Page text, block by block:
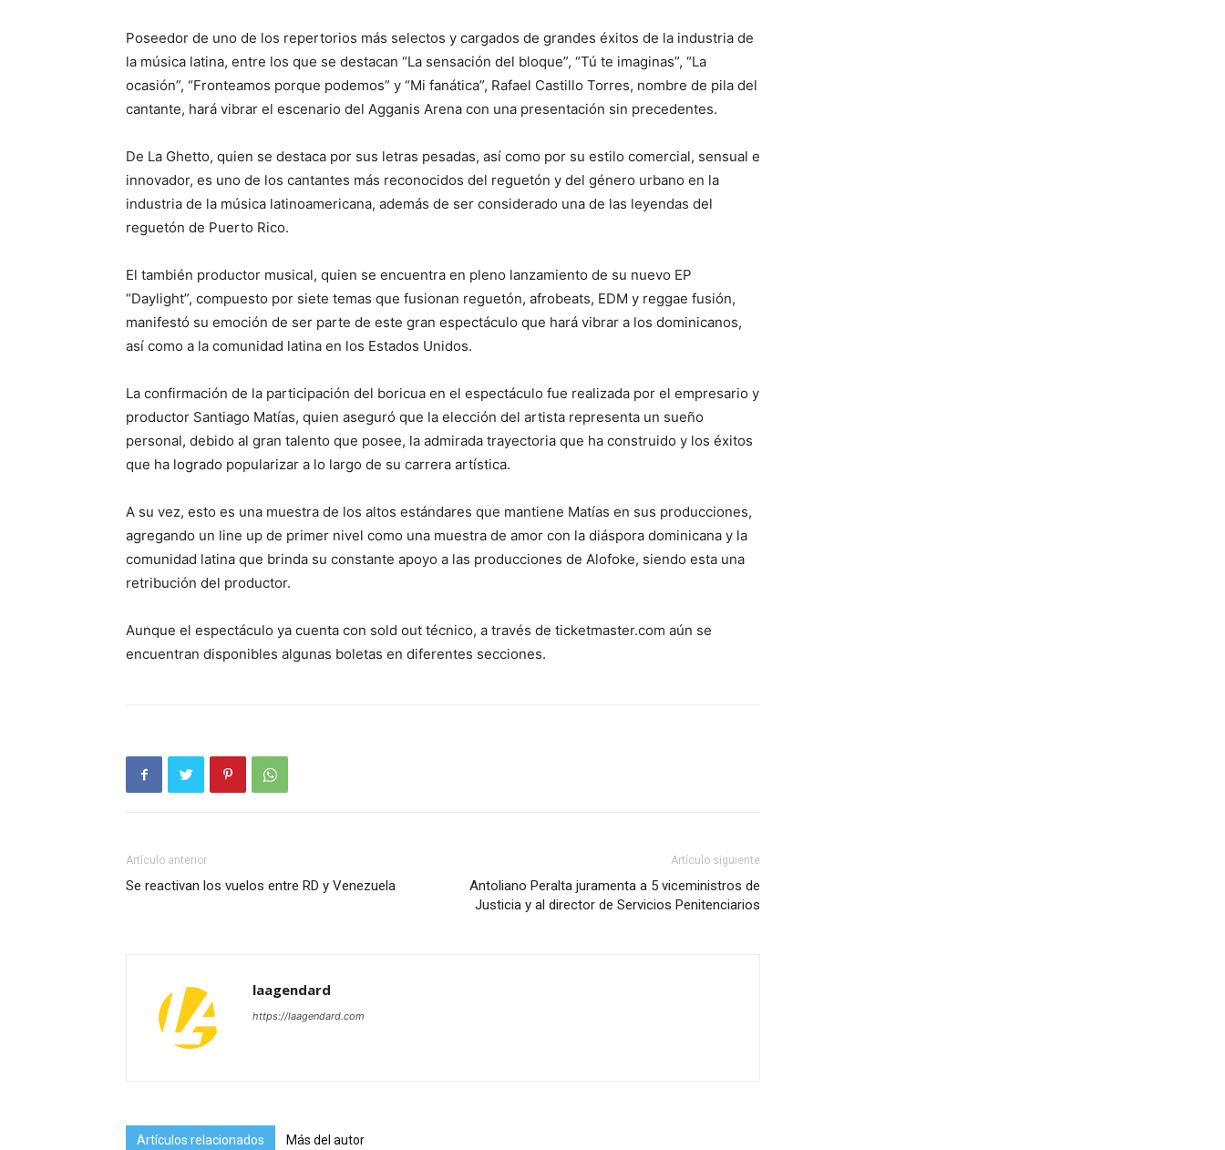
Poseedor de uno de los repertorios más selectos y cargados de grandes éxitos de la industria de
la música latina, entre los que se destacan “La sensación del bloque”, “Tú te imaginas”, “La
ocasión”, “Fronteamos porque podemos” y “Mi fanática”, Rafael Castillo Torres, nombre de pila del
cantante, hará vibrar el escenario del Agganis Arena con una presentación sin precedentes.
De La Ghetto, quien se destaca por sus letras pesadas, así como por su estilo comercial, sensual e
innovador, es uno de los cantantes más reconocidos del reguetón y del género urbano en la
industria de la música latinoamericana, además de ser considerado una de las leyendas del
reguetón de Puerto Rico.
El también productor musical, quien se encuentra en pleno lanzamiento de su nuevo EP
“Daylight”, compuesto por siete temas que fusionan reguetón, afrobeats, EDM y reggae fusión,
manifestó su emoción de ser parte de este gran espectáculo que hará vibrar a los dominicanos,
así como a la comunidad latina en los Estados Unidos.
La confirmación de la participación del boricua en el espectáculo fue realizada por el empresario y
productor Santiago Matías, quien aseguró que la elección del artista representa un sueño
personal, debido al gran talento que posee, la admirada trayectoria que ha construido y los éxitos
que ha logrado popularizar a lo largo de su carrera artística.
A su vez, esto es una muestra de los altos estándares que mantiene Matías en sus producciones,
agregando un line up de primer nivel como una muestra de amor con la diáspora dominicana y la
comunidad latina que brinda su constante apoyo a las producciones de Alofoke, siendo esta una
retribución del productor.
Aunque el espectáculo ya cuenta con sold out técnico, a través de ticketmaster.com aún se
encuentran disponibles algunas boletas en diferentes secciones.
Artículo anterior
Se reactivan los vuelos entre RD y Venezuela
Artículo siguiente
Antoliano Peralta juramenta a 5 viceministros de
Justicia y al director de Servicios Penitenciarios
laagendard
https://laagendard.com
Artículos relacionados Más del autor